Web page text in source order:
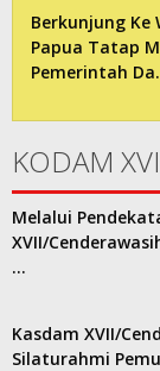
Berkunjung Ke
Papua Tatap
Pemerintah
KODAM
Melalui
XVII/
…
Kasdam XVII/
Silaturahmi